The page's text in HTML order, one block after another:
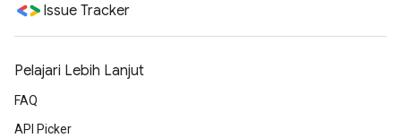
Issue Tracker
Pelajari Lebih Lanjut
FAQ
API Picker